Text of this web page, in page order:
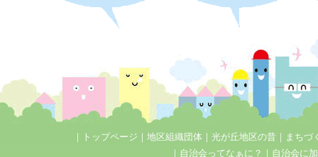
｜ トップページ ｜地区組織団体 ｜光が丘地区の昔 ｜ まちづ
｜ 自治会ってなぁに？ ｜ 自治会に